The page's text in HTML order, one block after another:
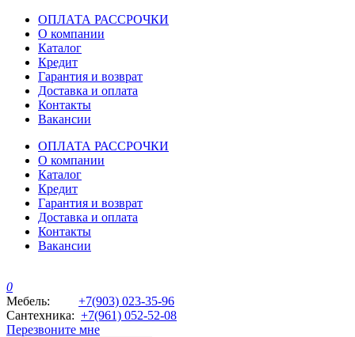
ОПЛАТА РАССРОЧКИ
О компании
Каталог
Кредит
Гарантия и возврат
Доставка и оплата
Контакты
Вакансии
ОПЛАТА РАССРОЧКИ
О компании
Каталог
Кредит
Гарантия и возврат
Доставка и оплата
Контакты
Вакансии
0
Мебель: +7(903) 023-35-96
Сантехника: +7(961) 052-52-08
Перезвоните мне